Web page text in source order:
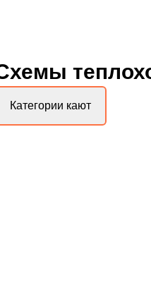
Категории кают